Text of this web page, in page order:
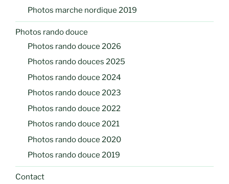
Photos marche nordique 2019
Photos rando douce
Photos rando douce 2026
Photos rando douces 2025
Photos rando douce 2024
Photos rando douce 2023
Photos rando douce 2022
Photos rando douce 2021
Photos rando douce 2020
Photos rando douce 2019
Contact